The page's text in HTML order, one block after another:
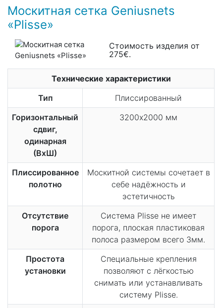
Москитная сетка Geniusnets
«Plisse»
Стоимость изделия от
275€.
Технические характеристики
Тип
Плиссированный
Горизонтальный
сдвиг,
одинарная
(ВхШ)
3200х2000 мм
Плиссированное
полотно
Москитной системы сочетает в
себе надёжность и
эстетичность
Отсутствие
порога
Система Plisse не имеет
порога, плоская пластиковая
полоса размером всего 3мм.
Простота
установки
Специальные крепления
позволяют с лёгкостью
снимать или устанавливать
систему Plisse.